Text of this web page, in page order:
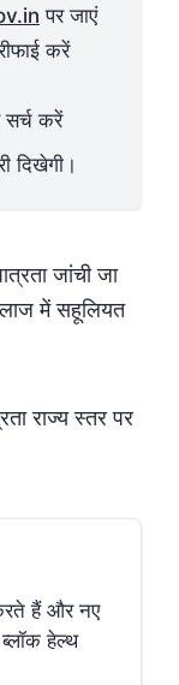
पर जाएं
करें
सर्च करें
दिखेगी।
जांची जा
में सहूलियत
राज्य स्तर पर
हैं और नए
हेल्थ